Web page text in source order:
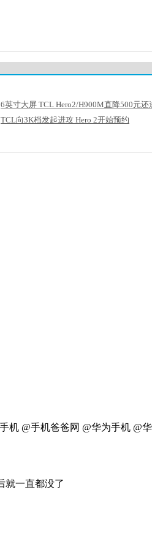
6英寸大屏 TCL Hero2/H900M直降500元还
TCL向3K档发起进攻 Hero 2开始预约
@手机爸爸网 @华为手机 @
就一直都没了